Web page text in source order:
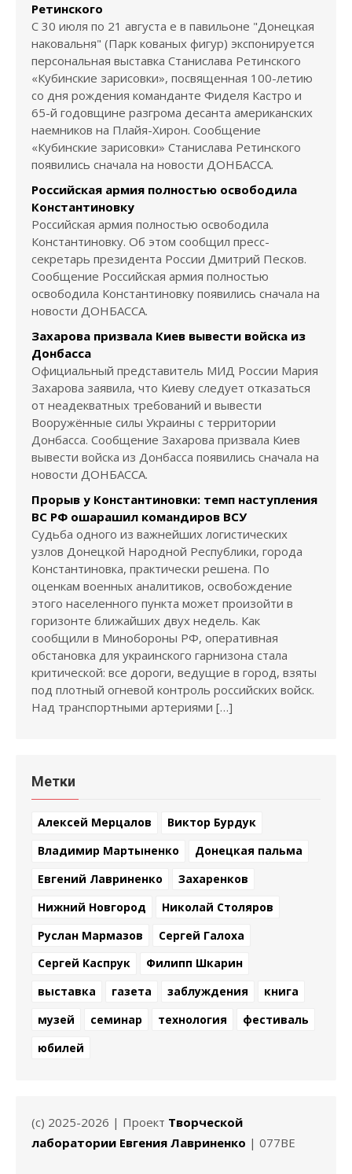
Ретинского
С 30 июля по 21 августа е в павильоне "Донецкая
наковальня" (Парк кованых фигур) экспонируется
персональная выставка Станислава Ретинского
«Кубинские зарисовки», посвященная 100-летию
со дня рождения команданте Фиделя Кастро и
65-й годовщине разгрома десанта американских
наемников на Плайя-Хирон. Сообщение
«Кубинские зарисовки» Станислава Ретинского
появились сначала на новости ДОНБАССА.
Российская армия полностью освободила
Константиновку
Российская армия полностью освободила
Константиновку. Об этом сообщил пресс-
секретарь президента России Дмитрий Песков.
Сообщение Российская армия полностью
освободила Константиновку появились сначала на
новости ДОНБАССА.
Захарова призвала Киев вывести войска из
Донбасса
Официальный представитель МИД России Мария
Захарова заявила, что Киеву следует отказаться
от неадекватных требований и вывести
Вооружённые силы Украины с территории
Донбасса. Сообщение Захарова призвала Киев
вывести войска из Донбасса появились сначала на
новости ДОНБАССА.
Прорыв у Константиновки: темп наступления
ВС РФ ошарашил командиров ВСУ
Судьба одного из важнейших логистических
узлов Донецкой Народной Республики, города
Константиновка, практически решена. По
оценкам военных аналитиков, освобождение
этого населенного пункта может произойти в
горизонте ближайших двух недель. Как
сообщили в Минобороны РФ, оперативная
обстановка для украинского гарнизона стала
критической: все дороги, ведущие в город, взяты
под плотный огневой контроль российских войск.
Над транспортными артериями […]
Метки
Алексей Мерцалов
Виктор Бурдук
Владимир Мартыненко
Донецкая пальма
Евгений Лавриненко
Захаренков
Нижний Новгород
Николай Столяров
Руслан Мармазов
Сергей Галоха
Сергей Каспрук
Филипп Шкарин
выставка
газета заблуждения
книга
музей
семинар технология
фестиваль
юбилей
(c) 2025-2026 | Проект Творческой
лаборатории Евгения Лавриненко | 077BE